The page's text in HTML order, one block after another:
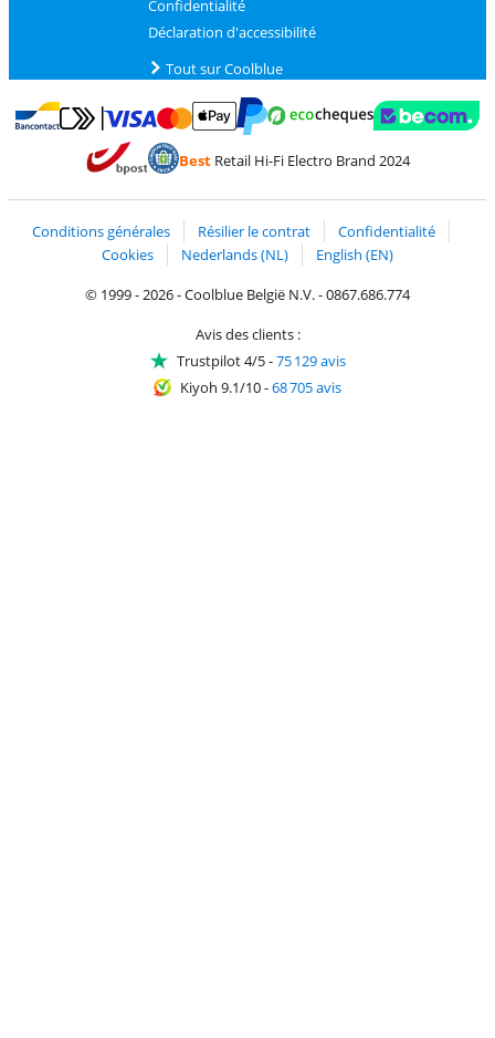
Confidentialité
Déclaration d'accessibilité
Tout sur Coolblue
Payer avec Bancontact
Payer avec MasterCard et Visa via ClickToPay
Payer avec PayPal
BestRetail Hi-Fi Electro Brand 2024
Conditions générales Résilier le contrat
Confidentialité
Cookies
Nederlands (NL)
English (EN)
© 1999 - 2026 - Coolblue België N.V. - 0867.686.774
Avis des clients :
Trustpilot 4/5-75 129 avis
Kiyoh 9.1/10-68 705 avis